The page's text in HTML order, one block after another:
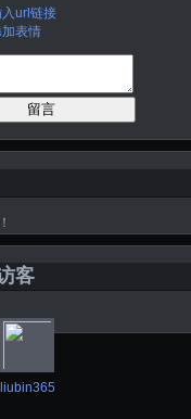
入url链接
表情
留言
客
liubin3658